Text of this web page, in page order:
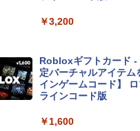
igence、13.6インチ
ームカメラ、日本語
D - ミッドナイト
￥298,901
￥3,200
Robloxギフトカード
定バーチャルアイテム
インゲームコード】
ラインコード版
￥1,600